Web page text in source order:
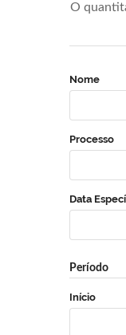
O
Nome
Processo
Data
Período
Início